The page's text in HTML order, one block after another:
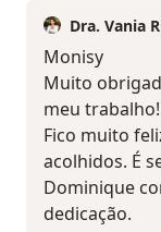
Dra. Vania
Monisy
Muito
meu trabalho!
Fico muito
acolhidos. É
Dominique
dedicação.